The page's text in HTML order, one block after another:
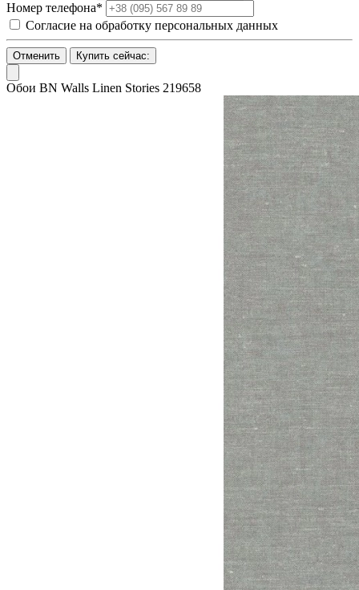
Номер телефона*
Согласие на обработку персональных данных
Отменить Купить сейчас:
Обои BN Walls Linen Stories 219658